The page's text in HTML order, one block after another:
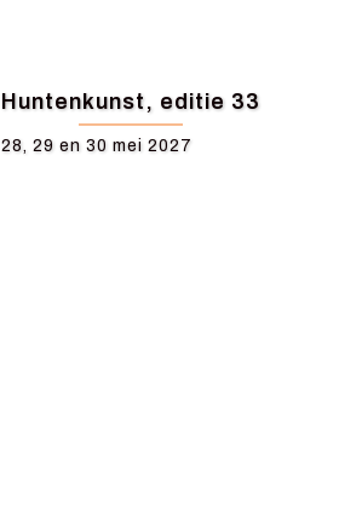
Huntenkunst, editie 33
28, 29 en 30 mei 2027